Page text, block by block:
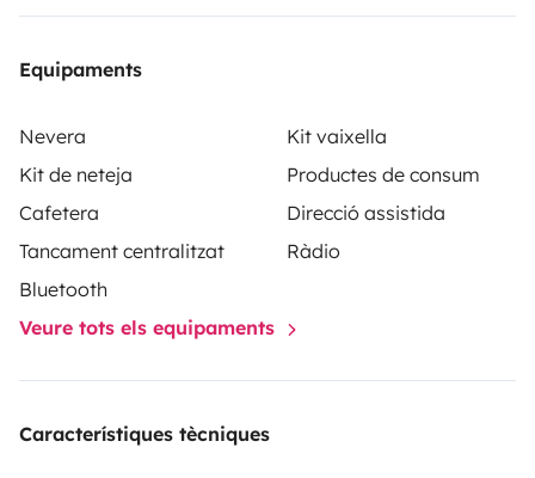
Equipaments
Nevera
Kit vaixella
Kit de neteja
Productes de consum
Cafetera
Direcció assistida
Tancament centralitzat
Ràdio
Bluetooth
Veure tots els equipaments
Característiques tècniques